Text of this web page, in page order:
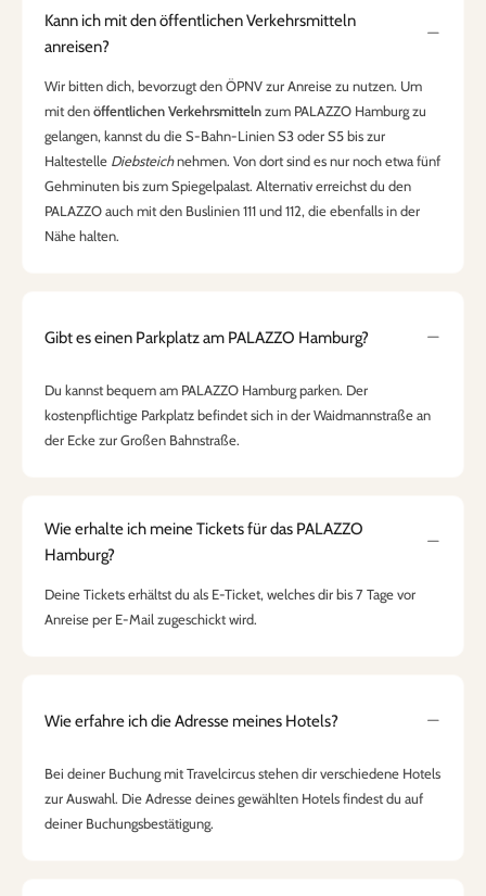
Kann ich mit den öffentlichen Verkehrsmitteln
anreisen?
Wir bitten dich, bevorzugt den ÖPNV zur Anreise zu nutzen. Um
mit denöffentlichen Verkehrsmittelnzum PALAZZO Hamburg zu
gelangen, kannst du die S-Bahn-Linien S3 oder S5 bis zur
Haltestelle Diebsteichnehmen. Von dort sind es nur noch etwa fünf
Gehminuten bis zum Spiegelpalast. Alternativ erreichst du den
PALAZZO auch mit den Buslinien 111 und 112, die ebenfalls in der
Nähe halten.
Gibt es einen Parkplatz am PALAZZO Hamburg?
Du kannst bequem am PALAZZO Hamburg parken. Der
kostenpflichtige Parkplatz befindet sich in der Waidmannstraße an
der Ecke zur Großen Bahnstraße.
Wie erhalte ich meine Tickets für das PALAZZO
Hamburg?
Deine Tickets erhältst du als E-Ticket, welches dir bis 7 Tage vor
Anreise per E-Mail zugeschickt wird.
Wie erfahre ich die Adresse meines Hotels?
Bei deiner Buchung mit Travelcircus stehen dir verschiedene Hotels
zur Auswahl. Die Adresse deines gewählten Hotels findest du auf
deiner Buchungsbestätigung.